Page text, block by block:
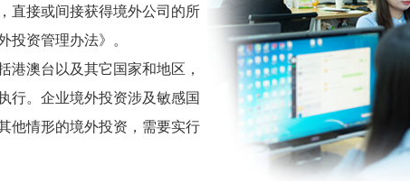
直接或间接获得境外公司的所
投资管理办法》。
港澳台以及其它国家和地区，
行。企业境外投资涉及敏感国
他情形的境外投资，需要实行